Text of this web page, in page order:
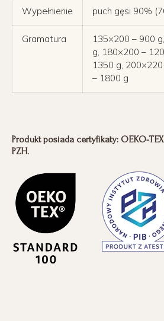
Wypełnienie puch gęsi 90%
Gramatura
135×200 – 900
g, 180×200 –
1350 g,
– 1800 g
Produkt posiada certyfikaty: OEKO-
PZH.